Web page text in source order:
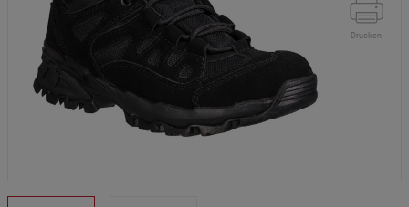
Drucken